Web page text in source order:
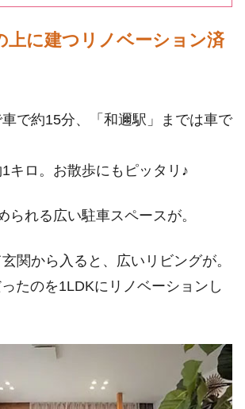
上に建つリノベーション済
車で約15分、「和邇駅」までは車で
キロ。お散歩にもピッタリ♪
られる広い駐車スペースが。
関から入ると、広いリビングが。
たのを1LDKにリノベーションし